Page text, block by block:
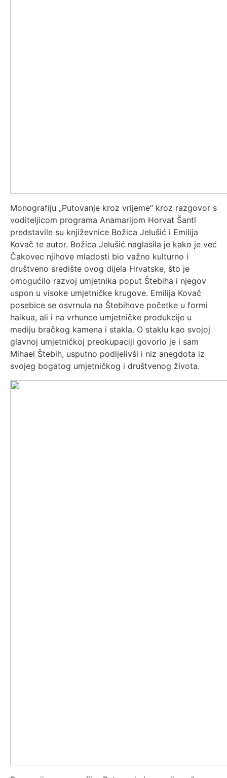
Monografiju „Putovanje kroz vrijeme“ kroz razgovor s
voditeljicom programa Anamarijom Horvat Šantl
predstavile su književnice Božica Jelušić i Emilija
Kovač te autor. Božica Jelušić naglasila je kako je već
Čakovec njihove mladosti bio važno kulturno i
društveno središte ovog dijela Hrvatske, što je
omogućilo razvoj umjetnika poput Štebiha i njegov
uspon u visoke umjetničke krugove. Emilija Kovač
posebice se osvrnula na Štebihove početke u formi
haikua, ali i na vrhunce umjetničke produkcije u
mediju bračkog kamena i stakla. O staklu kao svojoj
glavnoj umjetničkoj preokupaciji govorio je i sam
Mihael Štebih, usputno podijelivši i niz anegdota iz
svojeg bogatog umjetničkog i društvenog života.